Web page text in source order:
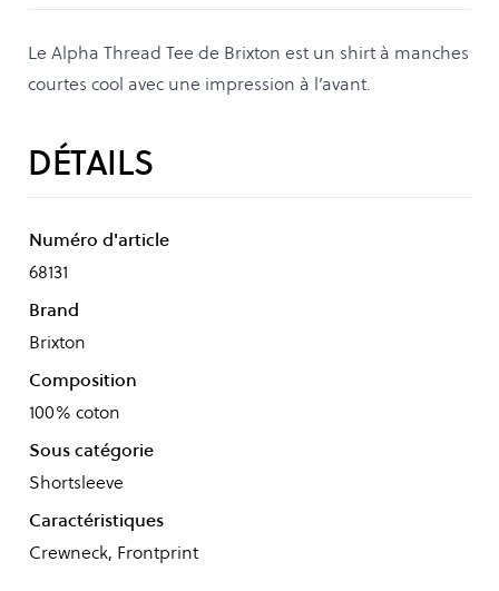
Le Alpha Thread Tee de Brixton est un shirt à manches
courtes cool avec une impression à l’avant.
DÉTAILS
Numéro d'article
68131
Brand
Brixton
Composition
100% coton
Sous catégorie
Shortsleeve
Caractéristiques
Crewneck, Frontprint